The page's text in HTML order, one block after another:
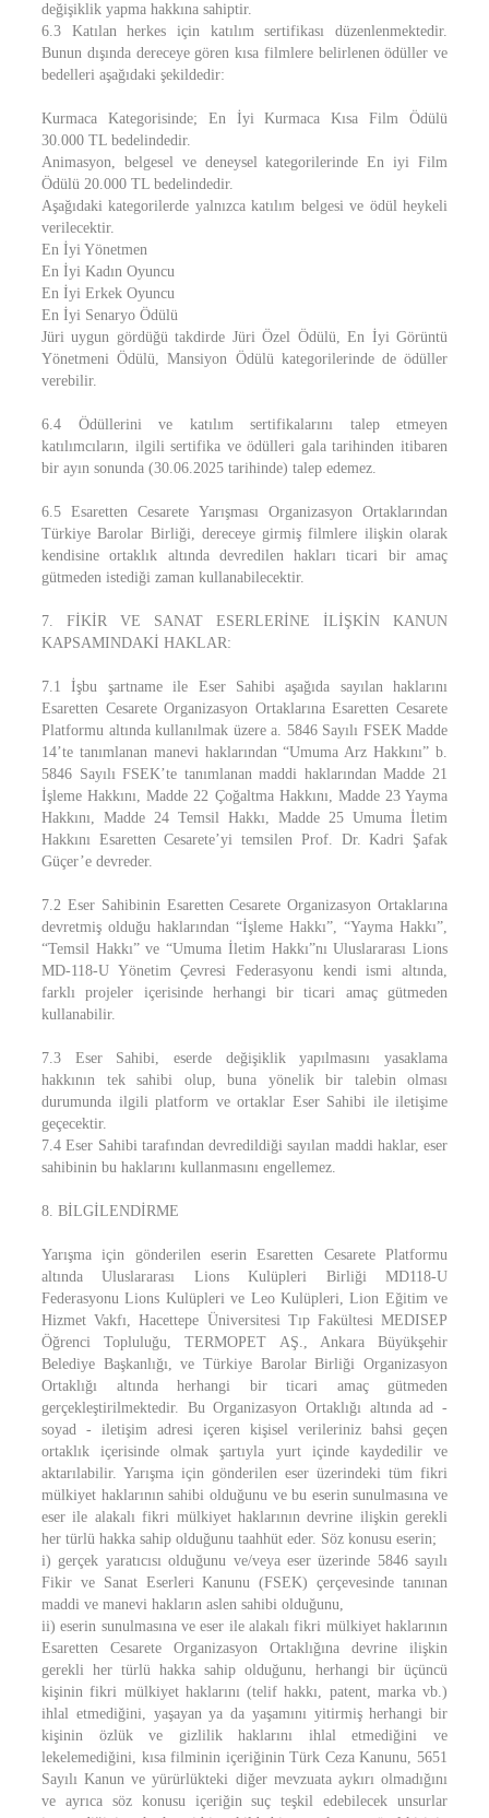
değişiklik yapma hakkına sahiptir.
6.3 Katılan herkes için katılım sertifikası düzenlenmektedir.
Bunun dışında dereceye gören kısa filmlere belirlenen ödüller ve
bedelleri aşağıdaki şekildedir:
Kurmaca Kategorisinde; En İyi Kurmaca Kısa Film Ödülü
30.000 TL bedelindedir.
Animasyon, belgesel ve deneysel kategorilerinde En iyi Film
Ödülü 20.000 TL bedelindedir.
Aşağıdaki kategorilerde yalnızca katılım belgesi ve ödül heykeli
verilecektir.
En İyi Yönetmen
En İyi Kadın Oyuncu
En İyi Erkek Oyuncu
En İyi Senaryo Ödülü
Jüri uygun gördüğü takdirde Jüri Özel Ödülü, En İyi Görüntü
Yönetmeni Ödülü, Mansiyon Ödülü kategorilerinde de ödüller
verebilir.
6.4 Ödüllerini ve katılım sertifikalarını talep etmeyen
katılımcıların, ilgili sertifika ve ödülleri gala tarihinden itibaren
bir ayın sonunda (30.06.2025 tarihinde) talep edemez.
6.5 Esaretten Cesarete Yarışması Organizasyon Ortaklarından
Türkiye Barolar Birliği, dereceye girmiş filmlere ilişkin olarak
kendisine ortaklık altında devredilen hakları ticari bir amaç
gütmeden istediği zaman kullanabilecektir.
7. FİKİR VE SANAT ESERLERİNE İLİŞKİN KANUN
KAPSAMINDAKİ HAKLAR:
7.1 İşbu şartname ile Eser Sahibi aşağıda sayılan haklarını
Esaretten Cesarete Organizasyon Ortaklarına Esaretten Cesarete
Platformu altında kullanılmak üzere a. 5846 Sayılı FSEK Madde
14’te tanımlanan manevi haklarından “Umuma Arz Hakkını” b.
5846 Sayılı FSEK’te tanımlanan maddi haklarından Madde 21
İşleme Hakkını, Madde 22 Çoğaltma Hakkını, Madde 23 Yayma
Hakkını, Madde 24 Temsil Hakkı, Madde 25 Umuma İletim
Hakkını Esaretten Cesarete’yi temsilen Prof. Dr. Kadri Şafak
Güçer’e devreder.
7.2 Eser Sahibinin Esaretten Cesarete Organizasyon Ortaklarına
devretmiş olduğu haklarından “İşleme Hakkı”, “Yayma Hakkı”,
“Temsil Hakkı” ve “Umuma İletim Hakkı”nı Uluslararası Lions
MD-118-U Yönetim Çevresi Federasyonu kendi ismi altında,
farklı projeler içerisinde herhangi bir ticari amaç gütmeden
kullanabilir.
7.3 Eser Sahibi, eserde değişiklik yapılmasını yasaklama
hakkının tek sahibi olup, buna yönelik bir talebin olması
durumunda ilgili platform ve ortaklar Eser Sahibi ile iletişime
geçecektir.
7.4 Eser Sahibi tarafından devredildiği sayılan maddi haklar, eser
sahibinin bu haklarını kullanmasını engellemez.
8. BİLGİLENDİRME
Yarışma için gönderilen eserin Esaretten Cesarete Platformu
altında Uluslararası Lions Kulüpleri Birliği MD118-U
Federasyonu Lions Kulüpleri ve Leo Kulüpleri, Lion Eğitim ve
Hizmet Vakfı, Hacettepe Üniversitesi Tıp Fakültesi MEDISEP
Öğrenci Topluluğu, TERMOPET AŞ., Ankara Büyükşehir
Belediye Başkanlığı, ve Türkiye Barolar Birliği Organizasyon
Ortaklığı altında herhangi bir ticari amaç gütmeden
gerçekleştirilmektedir. Bu Organizasyon Ortaklığı altında ad -
soyad - iletişim adresi içeren kişisel verileriniz bahsi geçen
ortaklık içerisinde olmak şartıyla yurt içinde kaydedilir ve
aktarılabilir. Yarışma için gönderilen eser üzerindeki tüm fikri
mülkiyet haklarının sahibi olduğunu ve bu eserin sunulmasına ve
eser ile alakalı fikri mülkiyet haklarının devrine ilişkin gerekli
her türlü hakka sahip olduğunu taahhüt eder. Söz konusu eserin;
i) gerçek yaratıcısı olduğunu ve/veya eser üzerinde 5846 sayılı
Fikir ve Sanat Eserleri Kanunu (FSEK) çerçevesinde tanınan
maddi ve manevi hakların aslen sahibi olduğunu,
ii) eserin sunulmasına ve eser ile alakalı fikri mülkiyet haklarının
Esaretten Cesarete Organizasyon Ortaklığına devrine ilişkin
gerekli her türlü hakka sahip olduğunu, herhangi bir üçüncü
kişinin fikri mülkiyet haklarını (telif hakkı, patent, marka vb.)
ihlal etmediğini, yaşayan ya da yaşamını yitirmiş herhangi bir
kişinin özlük ve gizlilik haklarını ihlal etmediğini ve
lekelemediğini, kısa filminin içeriğinin Türk Ceza Kanunu, 5651
Sayılı Kanun ve yürürlükteki diğer mevzuata aykırı olmadığını
ve ayrıca söz konusu içeriğin suç teşkil edebilecek unsurlar